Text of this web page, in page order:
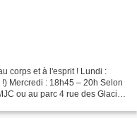
corps et à l'esprit ! Lundi :
Mercredi : 18h45 – 20h Selon
ou au parc 4 rue des Glacis